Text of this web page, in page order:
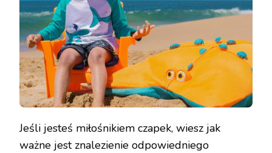
Jeśli jesteś miłośnikiem czapek, wiesz jak
ważne jest znalezienie odpowiedniego